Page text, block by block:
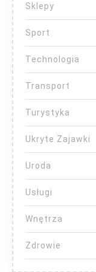
Sklepy
Sport
Technologia
Transport
Turystyka
Ukryte Zajawki
Uroda
Usługi
Wnętrza
Zdrowie